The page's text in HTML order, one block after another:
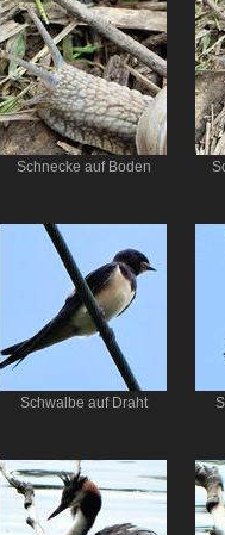
Schnecke auf Boden
Schwalbe auf Draht